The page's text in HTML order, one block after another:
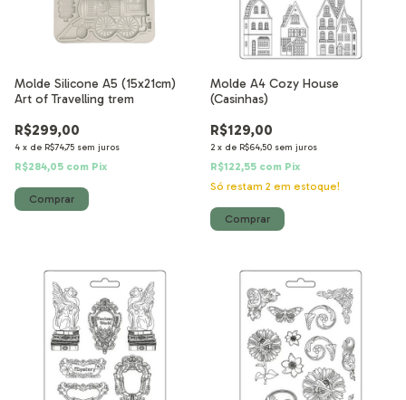
Molde Silicone A5 (15x21cm)
Art of Travelling trem
R$299,00
4 x de R$74,75 sem juros
R$284,05 com Pix
Molde A4 Cozy House
(Casinhas)
R$129,00
2 x de R$64,50 sem juros
R$122,55 com Pix
Só restam 2 em estoque!